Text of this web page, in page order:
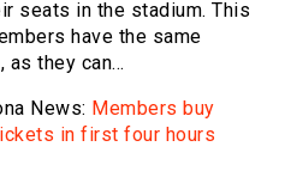
seats in the stadium. This
have the same
as they can…
News: Members buy
in first four hours